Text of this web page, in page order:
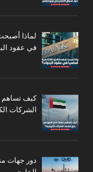
في عقود
كيف تساهم
الشركات
دور جهات